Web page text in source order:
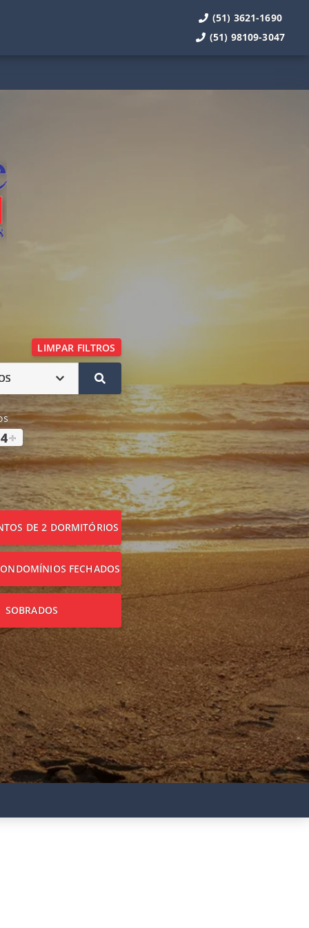
(51) 3621-1690
(51) 98109-3047
LIMPAR FILTROS
4+
DE 2 DORMITÓRIOS
FECHADOS
SOBRADOS